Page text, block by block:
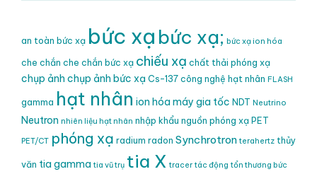
an toàn bức xạ bức xạ bức xạ; bức xạ ion hóa
che chắn che chắn bức xạ chiếu xạ chất thải phóng xạ
chụp ảnh chụp ảnh bức xạ Cs-137 công nghệ hạt nhân FLASH
gamma hạt nhân ion hóa máy gia tốc NDT Neutrino
Neutron nhiên liệu hạt nhân nhập khẩu nguồn phóng xạ PET
PET/CT phóng xạ radium radon Synchrotron terahertz thủy
văn tia gamma tia vũ trụ tia X tracer tác động tổn thương bức